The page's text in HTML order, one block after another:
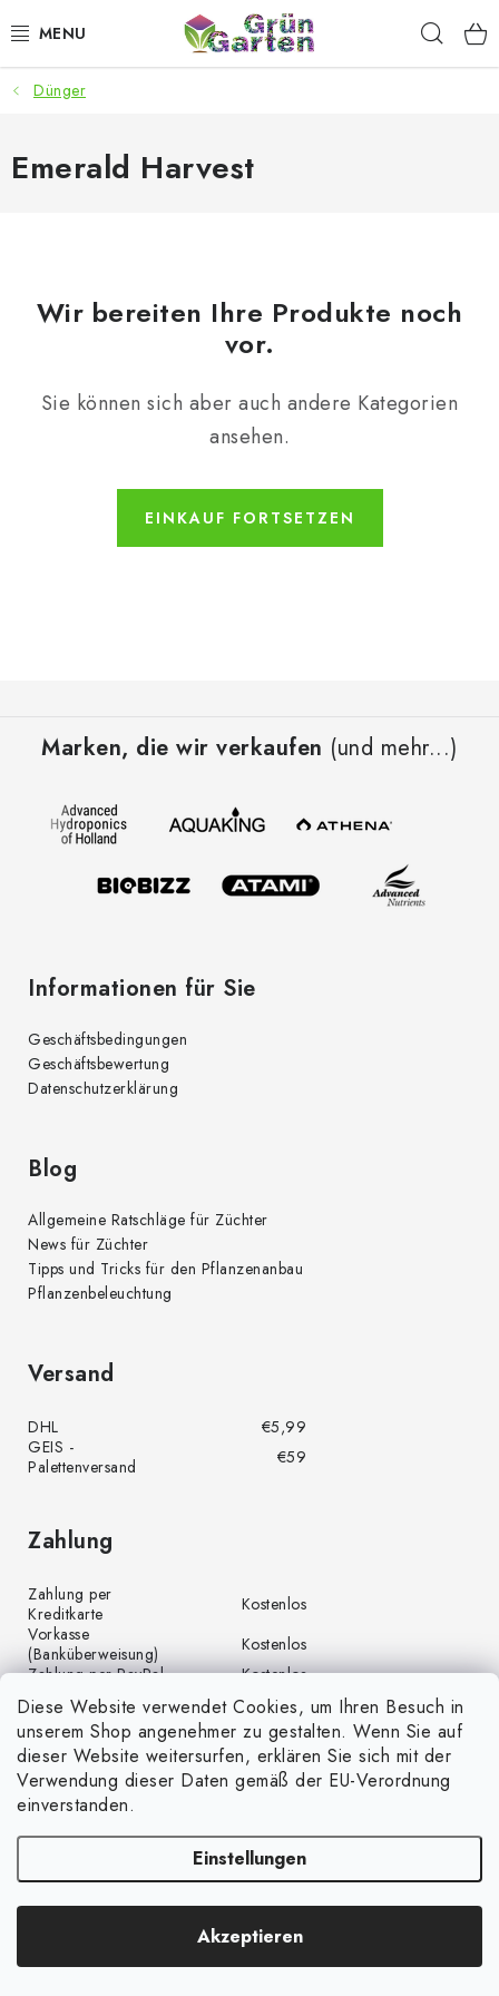
Diese Website verwendet Cookies, um Ihren Besuch in
unserem Shop angenehmer zu gestalten. Wenn Sie auf
dieser Website weitersurfen, erklären Sie sich mit der
Verwendung dieser Daten gemäß der EU-Verordnung
einverstanden.
Einstellungen
Akzeptieren
Inhalt
ANGEBOTE
LED PFLANZENLAMPEN
MICROGREENS
Kaufberatung
Dünger
Emerald Harvest
Wir bereiten Ihre Produkte noch
vor.
Sie können sich aber auch andere Kategorien
ansehen.
EINKAUF FORTSETZEN
Marken, die wir verkaufen (und mehr...)
Informationen für Sie
Geschäftsbedingungen
Geschäftsbewertung
Datenschutzerklärung
Blog
Allgemeine Ratschläge für Züchter
News für Züchter
Tipps und Tricks für den Pflanzenanbau
Pflanzenbeleuchtung
Versand
DHL
€5,99
GEIS -
Palettenversand
€59
Zahlung
Zahlung per
Kreditkarte
Kostenlos
Vorkasse
(Banküberweisung)
Kostenlos
Zahlung per PayPal
Kostenlos
Copyright 2026GrünGarten.at. Alle Rechte vorbehalten.Cookie-Einstellungen
ändern